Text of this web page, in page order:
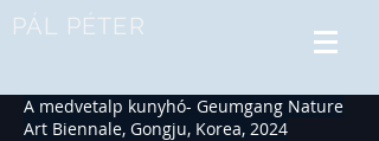
PÁL PÉTER
A medvetalp kunyhó- Geumgang Nature
Art Biennale, Gongju, Korea, 2024